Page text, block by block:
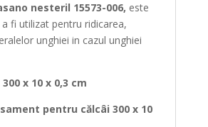
nesteril 15573-006, este
fi utilizat pentru ridicarea,
unghiei in cazul unghiei
x 10 x 0,3 cm
pentru călcâi 300 x 10